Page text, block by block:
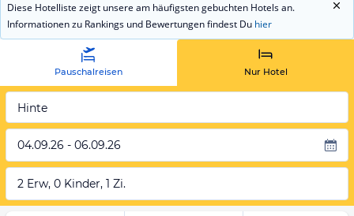
Diese Hotelliste zeigt unsere am häufigsten gebuchten Hotels an.
Informationen zu Rankings und Bewertungen findest Du hier
Pauschalreisen Nur Hotel
Hinte
04.09.26 - 06.09.26
2 Erw, 0 Kinder, 1 Zi.